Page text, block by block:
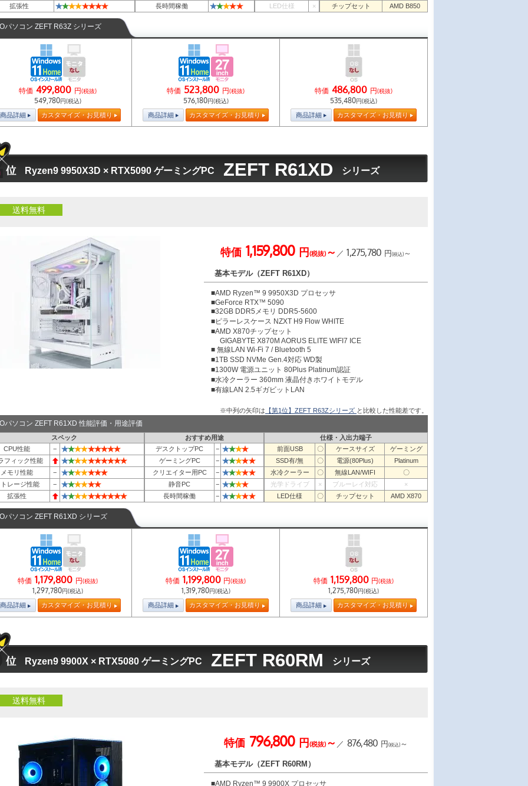
拡張性
★★★★★★★★ 長時間稼働 ★★★★★ LED仕様 × チップセット AMD B850
パソコン ZEFT R63Z シリーズ
特価 499,800 円(税抜)
549,780円(税込)
商品詳細 カスタマイズ・お見積り
特価 523,800 円(税抜)
576,180円(税込)
商品詳細 カスタマイズ・お見積り
特価 486,800 円(税抜)
535,480円(税込)
商品詳細 カスタマイズ・お見積り
Ryzen9 9950X3D × RTX5090 ゲーミングPC ZEFT R61XD シリーズ
送料無料
特価 1,159,800 円(税抜)～ ／ 1,275,780 円(税込)～
基本モデル（ZEFT R61XD）
■AMD Ryzen™ 9 9950X3D プロセッサ
■GeForce RTX™ 5090
■32GB DDR5メモリ DDR5-5600
■ピラーレスケース NZXT H9 Flow WHITE
■AMD X870チップセット
GIGABYTE X870M AORUS ELITE WIFI7 ICE
■ 無線LAN Wi-Fi 7 / Bluetooth 5
■1TB SSD NVMe Gen.4対応 WD製
■1300W 電源ユニット 80Plus Platinum認証
■水冷クーラー 360mm 液晶付きホワイトモデル
■有線LAN 2.5ギガビットLAN
※中列の矢印は 【第1位】ZEFT R63Zシリーズ と比較した性能差です。
パソコン ZEFT R61XD 性能評価・用途評価
スペック おすすめ用途
仕様・入出力端子
CPU性能
− ★★★★★★★★★ デスクトップPC − ★★★★ 前面USB 〇 ケースサイズ
ゲーミング
フィック性能
★★★★★★★★★★ ゲーミングPC − ★★★★★ SSD有/無 〇 電源(80Plus)
Platinum
メモリ性能
− ★★★★★★★ クリエイター用PC − ★★★★★ 水冷クーラー 〇 無線LAN/WIFI
〇
レージ性能
− ★★★★★★ 静音PC − ★★★★ 光学ドライブ × ブルーレイ対応
×
拡張性
★★★★★★★★★★ 長時間稼働 − ★★★★★ LED仕様 〇 チップセット AMD X870
パソコン ZEFT R61XD シリーズ
特価 1,179,800 円(税抜)
1,297,780円(税込)
商品詳細 カスタマイズ・お見積り
特価 1,199,800 円(税抜)
1,319,780円(税込)
商品詳細 カスタマイズ・お見積り
特価 1,159,800 円(税抜)
1,275,780円(税込)
商品詳細 カスタマイズ・お見積り
Ryzen9 9900X × RTX5080 ゲーミングPC ZEFT R60RM シリーズ
送料無料
特価 796,800 円(税抜)～ ／ 876,480 円(税込)～
基本モデル（ZEFT R60RM）
■AMD Ryzen™ 9 9900X プロセッサ